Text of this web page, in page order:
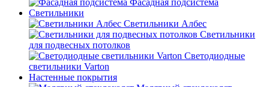
Фасадная подсистема
Светильники
Светильники Албес
Светильники
для подвесных потолков
Светодиодные
светильники Varton
Настенные покрытия